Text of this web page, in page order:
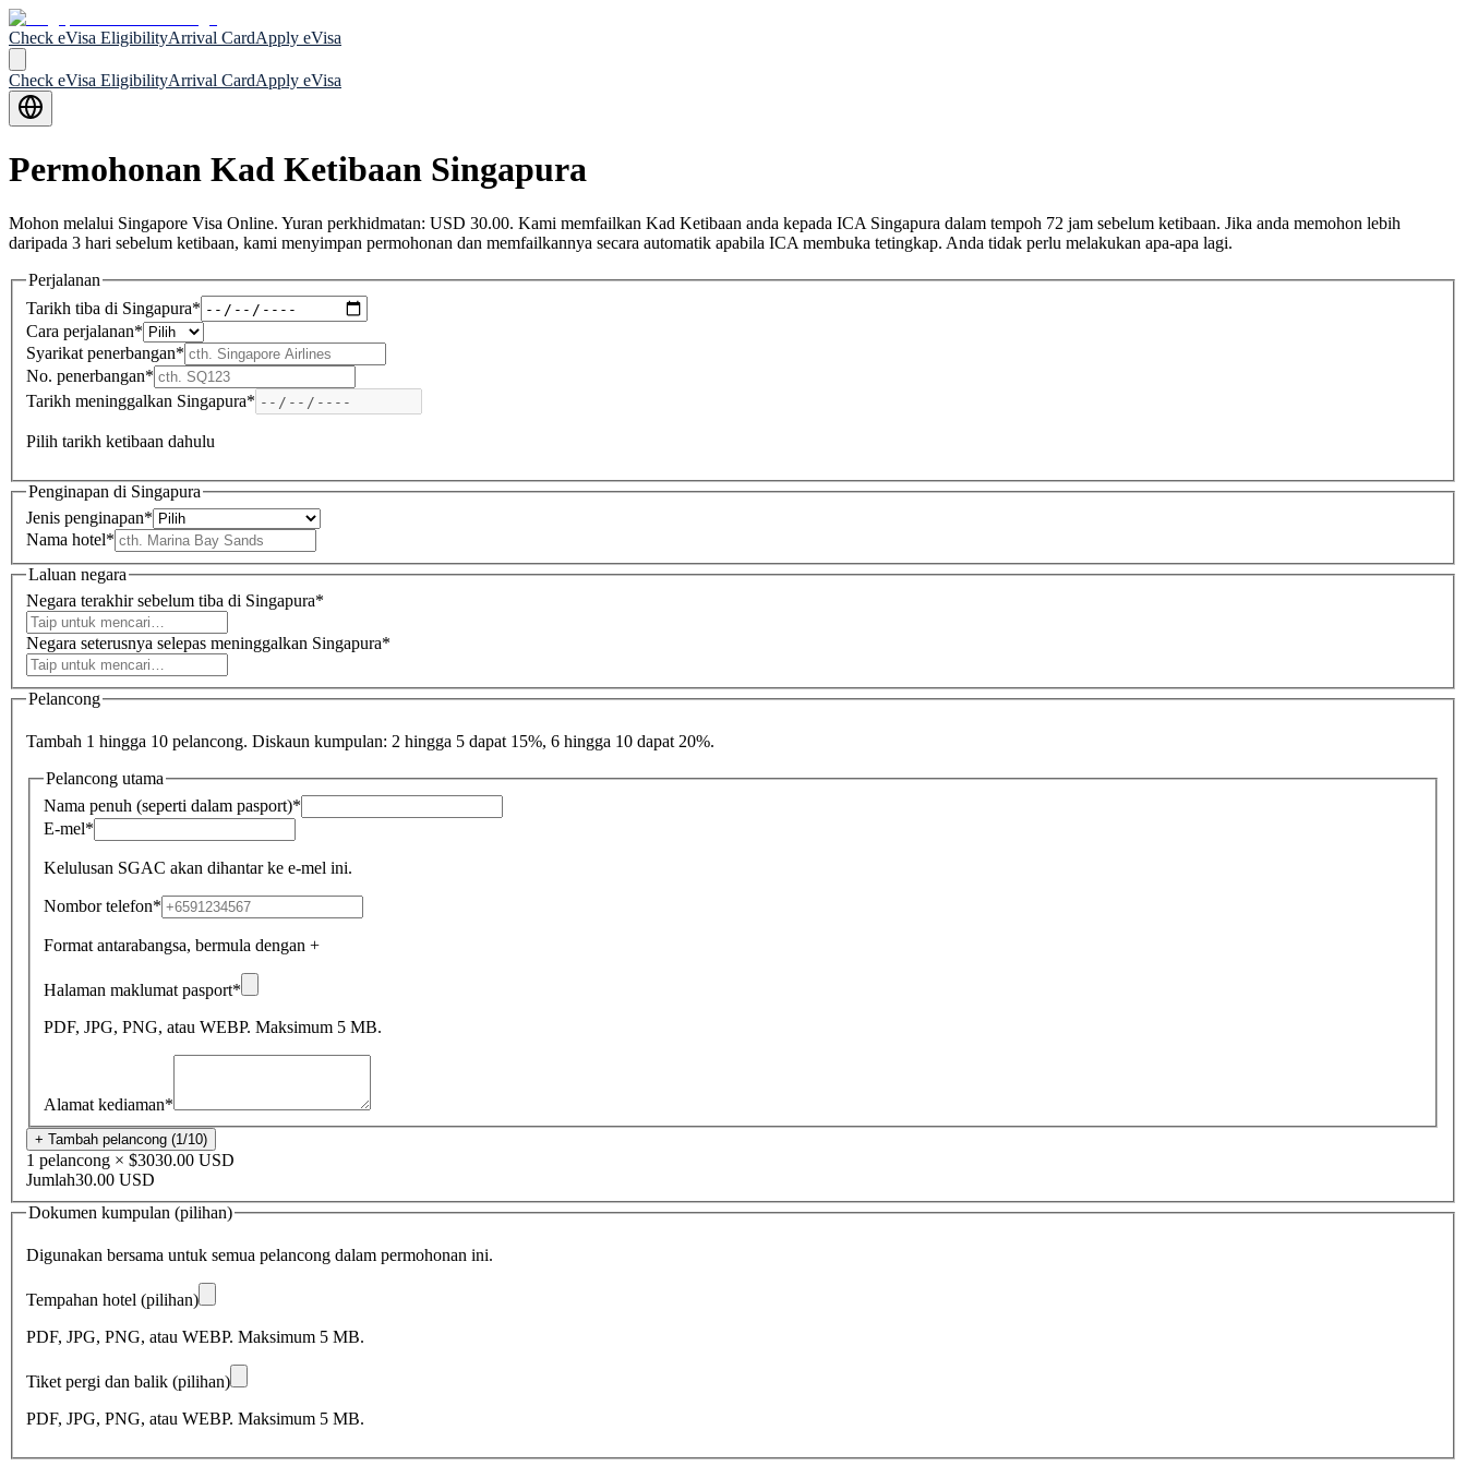
Check eVisa EligibilityArrival CardApply eVisa
Check eVisa EligibilityArrival CardApply eVisa
Permohonan Kad Ketibaan Singapura
Mohon melalui Singapore Visa Online. Yuran perkhidmatan: USD 30.00. Kami memfailkan Kad Ketibaan anda kepada ICA Singapura dalam tempoh 72 jam sebelum ketibaan. Jika anda memohon lebih
daripada 3 hari sebelum ketibaan, kami menyimpan permohonan dan memfailkannya secara automatik apabila ICA membuka tetingkap. Anda tidak perlu melakukan apa-apa lagi.
Perjalanan
Tarikh tiba di Singapura*
Cara perjalanan*
Syarikat penerbangan*
No. penerbangan*
Tarikh meninggalkan Singapura*
Pilih tarikh ketibaan dahulu
Penginapan di Singapura
Jenis penginapan*
Nama hotel*
Laluan negara
Negara terakhir sebelum tiba di Singapura*
Negara seterusnya selepas meninggalkan Singapura*
Pelancong
Tambah 1 hingga 10 pelancong. Diskaun kumpulan: 2 hingga 5 dapat 15%, 6 hingga 10 dapat 20%.
Pelancong utama
Nama penuh (seperti dalam pasport)*
E-mel*
Kelulusan SGAC akan dihantar ke e-mel ini.
Nombor telefon*
Format antarabangsa, bermula dengan +
Halaman maklumat pasport*
PDF, JPG, PNG, atau WEBP. Maksimum 5 MB.
Alamat kediaman*
+ Tambah pelancong (1/10)
1 pelancong × $3030.00 USD
Jumlah30.00 USD
Dokumen kumpulan (pilihan)
Digunakan bersama untuk semua pelancong dalam permohonan ini.
Tempahan hotel (pilihan)
PDF, JPG, PNG, atau WEBP. Maksimum 5 MB.
Tiket pergi dan balik (pilihan)
PDF, JPG, PNG, atau WEBP. Maksimum 5 MB.